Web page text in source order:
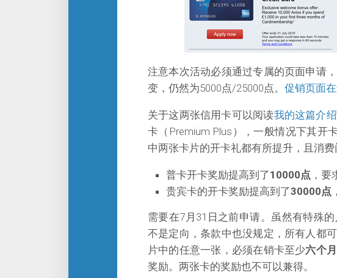
注意本次活动必须通过专属的页面申请
变，仍然为5000点/25000点。 促销页面
关于这两张信用卡可以阅读我的这篇介绍
卡（Premium Plus），一般情况下其开
中两张卡片的开卡礼都有所提升，且消费
普卡开卡奖励提高到了10000点 ，
贵宾卡的开卡奖励提高到了30000点
需要在7月31日之前申请。虽然有特殊
不是定向，条款中也没规定，所有人都
片中的任意一张，必须在销卡至少六个月
奖励。两张卡的奖励也不可以兼得。